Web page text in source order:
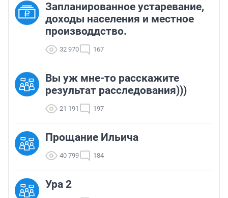
Запланированное устаревание,
доходы населения и местное
производдство.
32 970 167
Вы уж мне-то расскажите
результат расследования)))
21 191 197
Прощание Ильича
40 799 184
Ура 2